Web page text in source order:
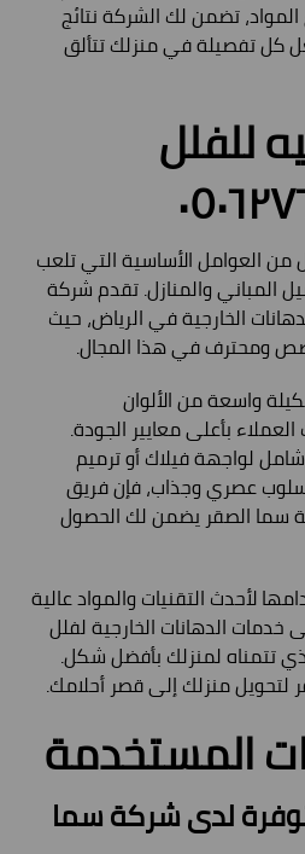
تضمن لك الشركة نتائج
كل تفصيلة في منزلك تتألق
للفلل
من العوامل الأساسية التي تلعب
المباني والمنازل. تقدم شركة
الخارجية في الرياض، حيث
ومحترف في هذا المجال.
واسعة من الألوان
بأعلى معايير الجودة.
لواجهة فيلاك أو ترميم
عصري وجذاب، فإن فريق
سما الصقر يضمن لك الحصول
لأحدث التقنيات والمواد عالية
خدمات الدهانات الخارجية لفلل
تتمناه لمنزلك بأفضل شكل.
لتحويل منزلك إلى قصر أحلامك.
المستخدمة
لدى شركة سما